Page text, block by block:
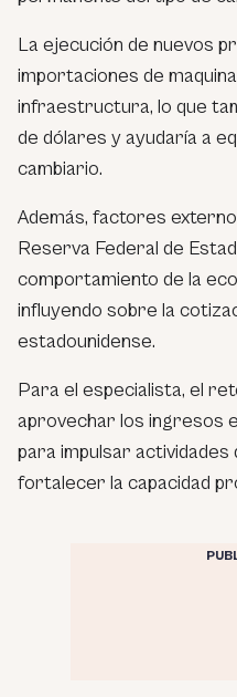
La ejecución de nuevos
importaciones de
infraestructura, lo que
de dólares y ayudaría a
cambiario.
Además, factores
Reserva Federal de
comportamiento de la
influyendo sobre la
estadounidense.
Para el especialista, el
aprovechar los ingresos
para impulsar
fortalecer la capacidad